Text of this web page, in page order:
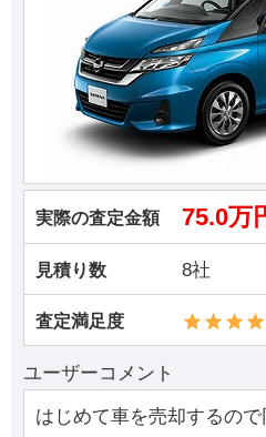
実際の査定金額 75.0万
見積り数 8社
査定満足度
ユーザーコメント
はじめて車を売却するの